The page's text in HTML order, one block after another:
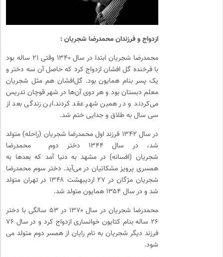
ازدواج و فرزندان محمدرضا شجریان :
محمدرضا شجریان ابتدا در سال ۱۳۴۰ وقتی ۲۱ ساله بود
با فرخنده گل افشان ازدواج کرد که حاصل آن سه دختر و
یک پسر بنام همایون بود. گل‌افشان هم مثل شجریان
معلم دبستان بود و هر دوی آن‌ها در شهر قوچان تدریس
می‌کردند و در همین شهر عقد کردند.این زندگی بعد از
سی سال به طلاق و جدایی ختم شد.
در سال ۱۳۴۲ فرزند اول محمدرضا شجریان (راحله) متولد
شد، در سال ۱۳۴۴ دختر دوم محمدرضا
شجریان (افسانه) در مشهد به دنیا آمد که بعدها به
همسری پرویز مشکاتیان در می‌آید. دختر سوم محمدرضا
شجریان مژگان در ۲۷ اردیبهشت ۱۳۴۸ در تهران متولد
شد و در سال ۱۳۵۴ همایون متولد شد.
محمدرضا شجریان در سال ۱۳۷۰ در ۵۳ سالگی با دختر
۲۶ ساله بنام کتایون خوانساری ازدواج کرد و در سال ۷۶
فرزند دیگر شجریان به نام رایان از همسر دوم متولد می
شود.